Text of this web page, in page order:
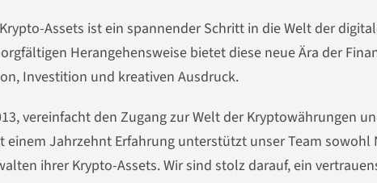
Assets ist ein spannender Schritt in die Welt der
Herangehensweise bietet diese neue Ära der
Investition und kreativen Ausdruck.
vereinfacht den Zugang zur Welt der Kryptowährungen
einem Jahrzehnt Erfahrung unterstützt unser Team sowohl
ihrer Krypto-Assets. Wir sind stolz darauf, ein